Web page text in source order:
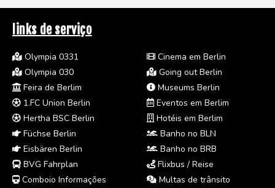
links de serviço
Olympia 0331
Olympia 030
Feira de Berlim
1.FC Union Berlin
Hertha BSC Berlin
Füchse Berlin
Eisbären Berlin
BVG Fahrplan
Comboio Informações
Cinema em Berlin
Going out Berlin
Museums Berlin
Eventos em Berlim
Hotéis em Berlim
Banho no BLN
Banho no BRB
Flixbus / Reise
Multas de trânsito